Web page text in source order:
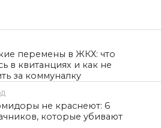
перемены в ЖКХ: что
в квитанциях и как не
за коммуналку
не краснеют: 6
которые убивают